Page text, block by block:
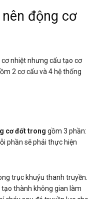
động cơ
nhiệt nhưng cấu tạo cơ
2 cơ cấu và 4 hệ thống
cơ đốt trong gồm 3 phần:
phần sẽ phải thực hiện
trục khuỷu thanh truyền.
tạo thành không gian làm